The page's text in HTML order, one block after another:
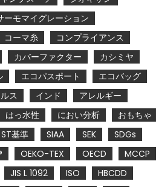
ーモマイグレーション
コーマ糸
コンプライアンス
カバーファクター
カシミヤ
エコパスポート
エコバッグ
ス インド
アレルギー
はっ水性 におい分析
おもちゃ
ST基準 SIAA SEK
SDGs
OEKO-TEX OECD
MCCP
JIS L 1092 ISO
HBCDD